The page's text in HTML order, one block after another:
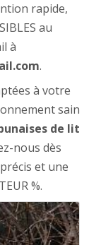
rapide,
au
à
.
à votre
sain
de lit
nous dès
et une
%.